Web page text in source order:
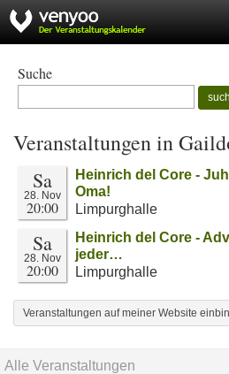
Suche
Veranstaltungen in
Sa
28. Nov
20:00
Heinrich del Core -
Oma!
Limpurghalle
Sa
28. Nov
20:00
Heinrich del Core -
jeder…
Limpurghalle
Veranstaltungen auf meiner Website
Alle Veranstaltungen